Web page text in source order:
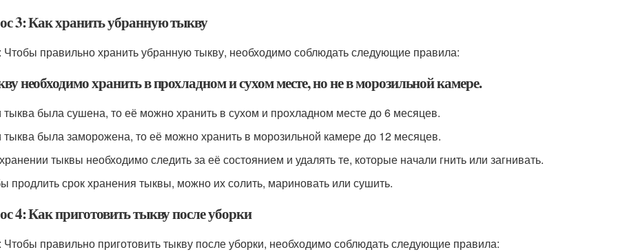
3: Как хранить убранную тыкву
Чтобы правильно хранить убранную тыкву, необходимо соблюдать следующие правила:
необходимо хранить в прохладном и сухом месте, но не в морозильной камере.
тыква была сушена, то её можно хранить в сухом и прохладном месте до 6 месяцев.
тыква была заморожена, то её можно хранить в морозильной камере до 12 месяцев.
тыквы необходимо следить за её состоянием и удалять те, которые начали гнить или загнивать.
продлить срок хранения тыквы, можно их солить, мариновать или сушить.
4: Как приготовить тыкву после уборки
Чтобы правильно приготовить тыкву после уборки, необходимо соблюдать следующие правила: